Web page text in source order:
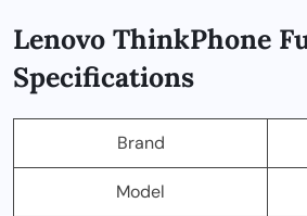
Lenovo ThinkPhone
Specifications
Brand
Model